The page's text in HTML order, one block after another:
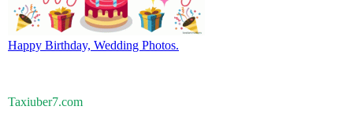
Happy Birthday, Wedding Photos.
Taxiuber7.com